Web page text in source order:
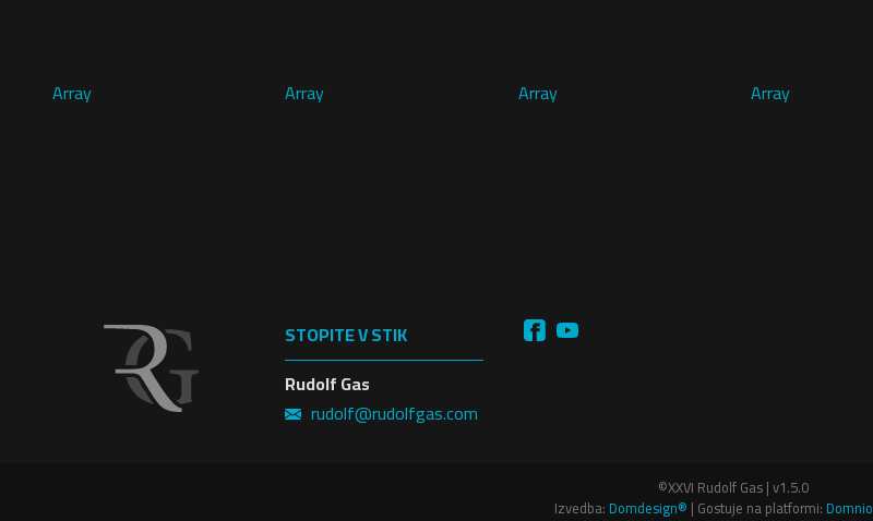
Array Array Array Array
STOPITE V STIK
Rudolf Gas
rudolf@rudolfgas.com
©XXVI Rudolf Gas | v1.5.0
Izvedba: Domdesign® | Gostuje na platformi: Domnio